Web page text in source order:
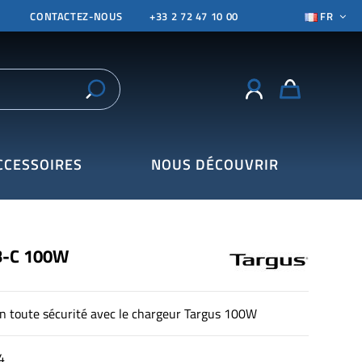
CONTACTEZ-NOUS +33 2 72 47 10 00 FR
NOUS DÉCOUVRIR
C 100W
toute sécurité avec le chargeur Targus 100W